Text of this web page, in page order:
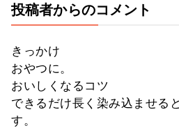
投稿者からのコメント
きっかけ
おやつに。
おいしくなるコツ
できるだけ長く染み込ませる
す。